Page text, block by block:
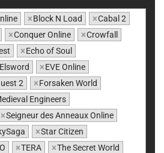
×Block N Load ×Cabal 2
×Conquer Online ×Crowfall
×Echo of Soul
Elsword ×EVE Online
2 ×Forsaken World
Engineers
×Seigneur des Anneaux Online
×Star Citizen
×TERA ×The Secret World